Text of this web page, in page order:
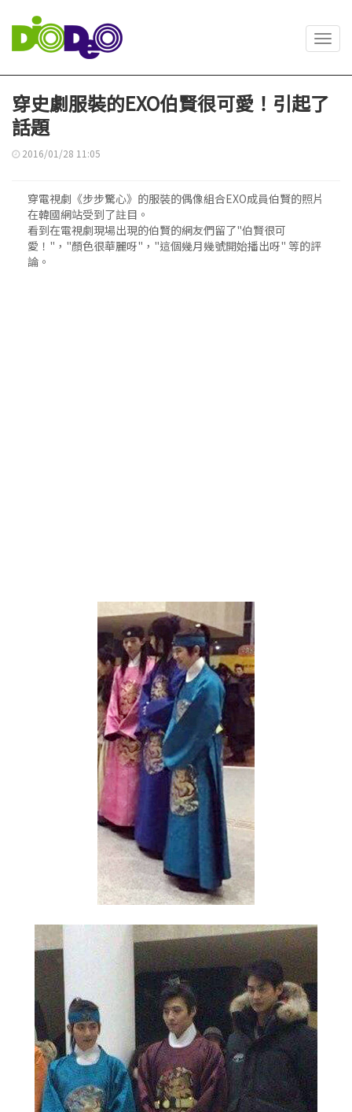
穿史劇服裝的EXO伯賢很可愛！引起了
話題
2016/01/28 11:05
穿電視劇《步步驚心》的服裝的偶像組合EXO成員伯賢的照片
在韓國網站受到了註目。
看到在電視劇現場出現的伯賢的網友們留了"伯賢很可
愛！"，"顏色很華麗呀"，"這個幾月幾號開始播出呀" 等的評
論。